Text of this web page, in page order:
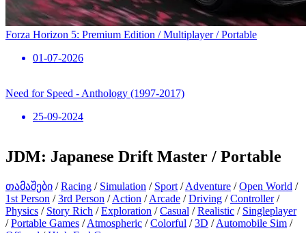
Forza Horizon 5: Premium Edition / Multiplayer / Portable
01-07-2026
Need for Speed ​​- Anthology (1997-2017)
25-09-2024
JDM: Japanese Drift Master / Portable
თამაშები /Racing / Simulation / Sport /Adventure /Open World /
1st Person /3rd Person /Action /Arcade /Driving /Controller/
Physics / Story Rich /Exploration /Casual /Realistic / Singleplayer
/Portable Games /Atmospheric /Colorful /3D /Automobile Sim /